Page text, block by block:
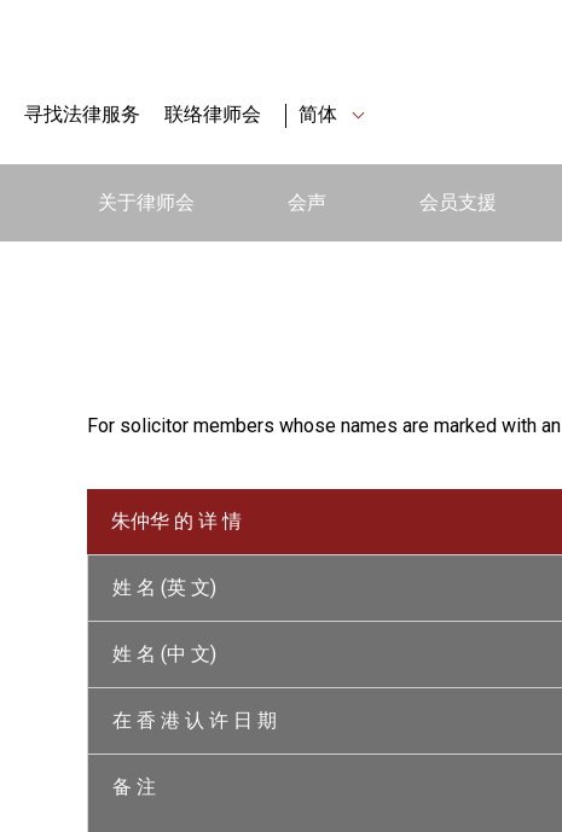
寻找法律服务 联络律师会 简体
关于律师会 会声 会员支援
For solicitor members whose names are marked with
朱仲华 的 详 情
姓 名 (英 文)
姓 名 (中 文)
在 香 港 认 许 日 期
备 注